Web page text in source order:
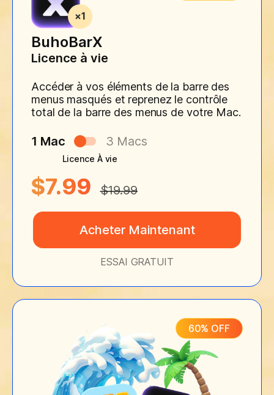
BuhoBarX
Licence à vie
Accéder à vos éléments de la barre des
menus masqués et reprenez le contrôle
total de la barre des menus de votre Mac.
1 Mac 3 Macs
Licence À vie
$7.99 $19.99
Acheter Maintenant
ESSAI GRATUIT
60% OFF